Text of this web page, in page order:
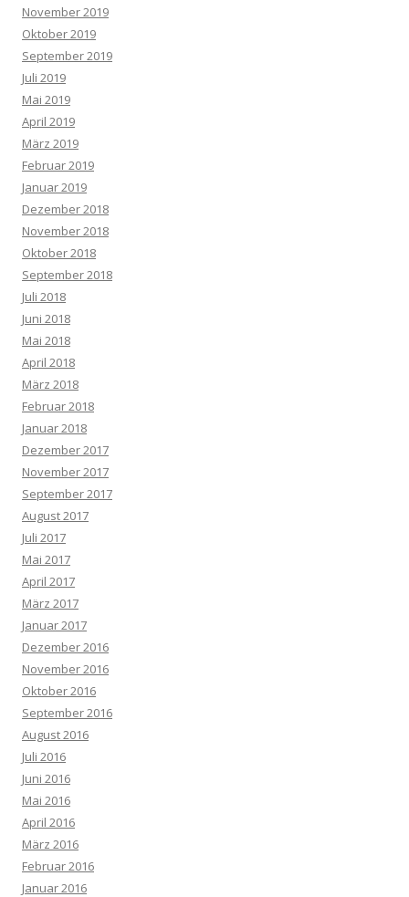
November 2019
Oktober 2019
September 2019
Juli 2019
Mai 2019
April 2019
März 2019
Februar 2019
Januar 2019
Dezember 2018
November 2018
Oktober 2018
September 2018
Juli 2018
Juni 2018
Mai 2018
April 2018
März 2018
Februar 2018
Januar 2018
Dezember 2017
November 2017
September 2017
August 2017
Juli 2017
Mai 2017
April 2017
März 2017
Januar 2017
Dezember 2016
November 2016
Oktober 2016
September 2016
August 2016
Juli 2016
Juni 2016
Mai 2016
April 2016
März 2016
Februar 2016
Januar 2016